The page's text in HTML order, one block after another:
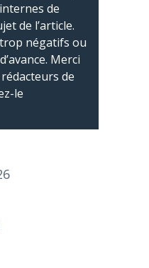
de
de l’article.
négatifs ou
Merci
de
le